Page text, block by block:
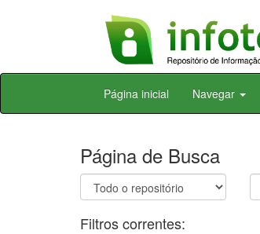
Skip
Página inicial Navegar
Página de Busca
Filtros correntes: